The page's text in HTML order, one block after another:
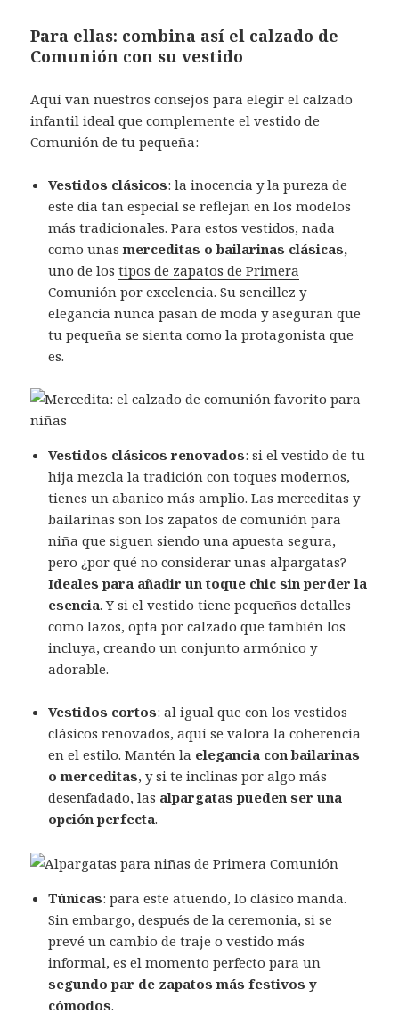
Para ellas: combina así el calzado de
Comunión con su vestido
Aquí van nuestros consejos para elegir el calzado
infantil ideal que complemente el vestido de
Comunión de tu pequeña:
Vestidos clásicos: la inocencia y la pureza de
este día tan especial se reflejan en los modelos
más tradicionales. Para estos vestidos, nada
como unasmerceditas o bailarinas clásicas,
uno de lostipos de zapatos de Primera
Comunión por excelencia. Su sencillez y
elegancia nunca pasan de moda y aseguran que
tu pequeña se sienta como la protagonista que
es.
Vestidos clásicos renovados: si el vestido de tu
hija mezcla la tradición con toques modernos,
tienes un abanico más amplio. Las merceditas y
bailarinas son los zapatos de comunión para
niña que siguen siendo una apuesta segura,
pero ¿por qué no considerar unas alpargatas?
Ideales para añadir un toque chic sin perder la
esencia. Y si el vestido tiene pequeños detalles
como lazos, opta por calzado que también los
incluya, creando un conjunto armónico y
adorable.
Vestidos cortos: al igual que con los vestidos
clásicos renovados, aquí se valora la coherencia
en el estilo. Mantén la elegancia con bailarinas
o merceditas, y si te inclinas por algo más
desenfadado, las alpargatas pueden ser una
opción perfecta.
Túnicas: para este atuendo, lo clásico manda.
Sin embargo, después de la ceremonia, si se
prevé un cambio de traje o vestido más
informal, es el momento perfecto para un
segundo par de zapatos más festivos y
cómodos.